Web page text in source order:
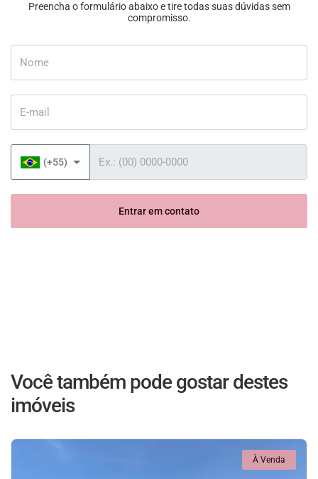
Preencha o formulário abaixo e tire todas suas dúvidas sem
compromisso.
(+55)
Entrar em contato
Você também pode gostar destes
imóveis
À Venda